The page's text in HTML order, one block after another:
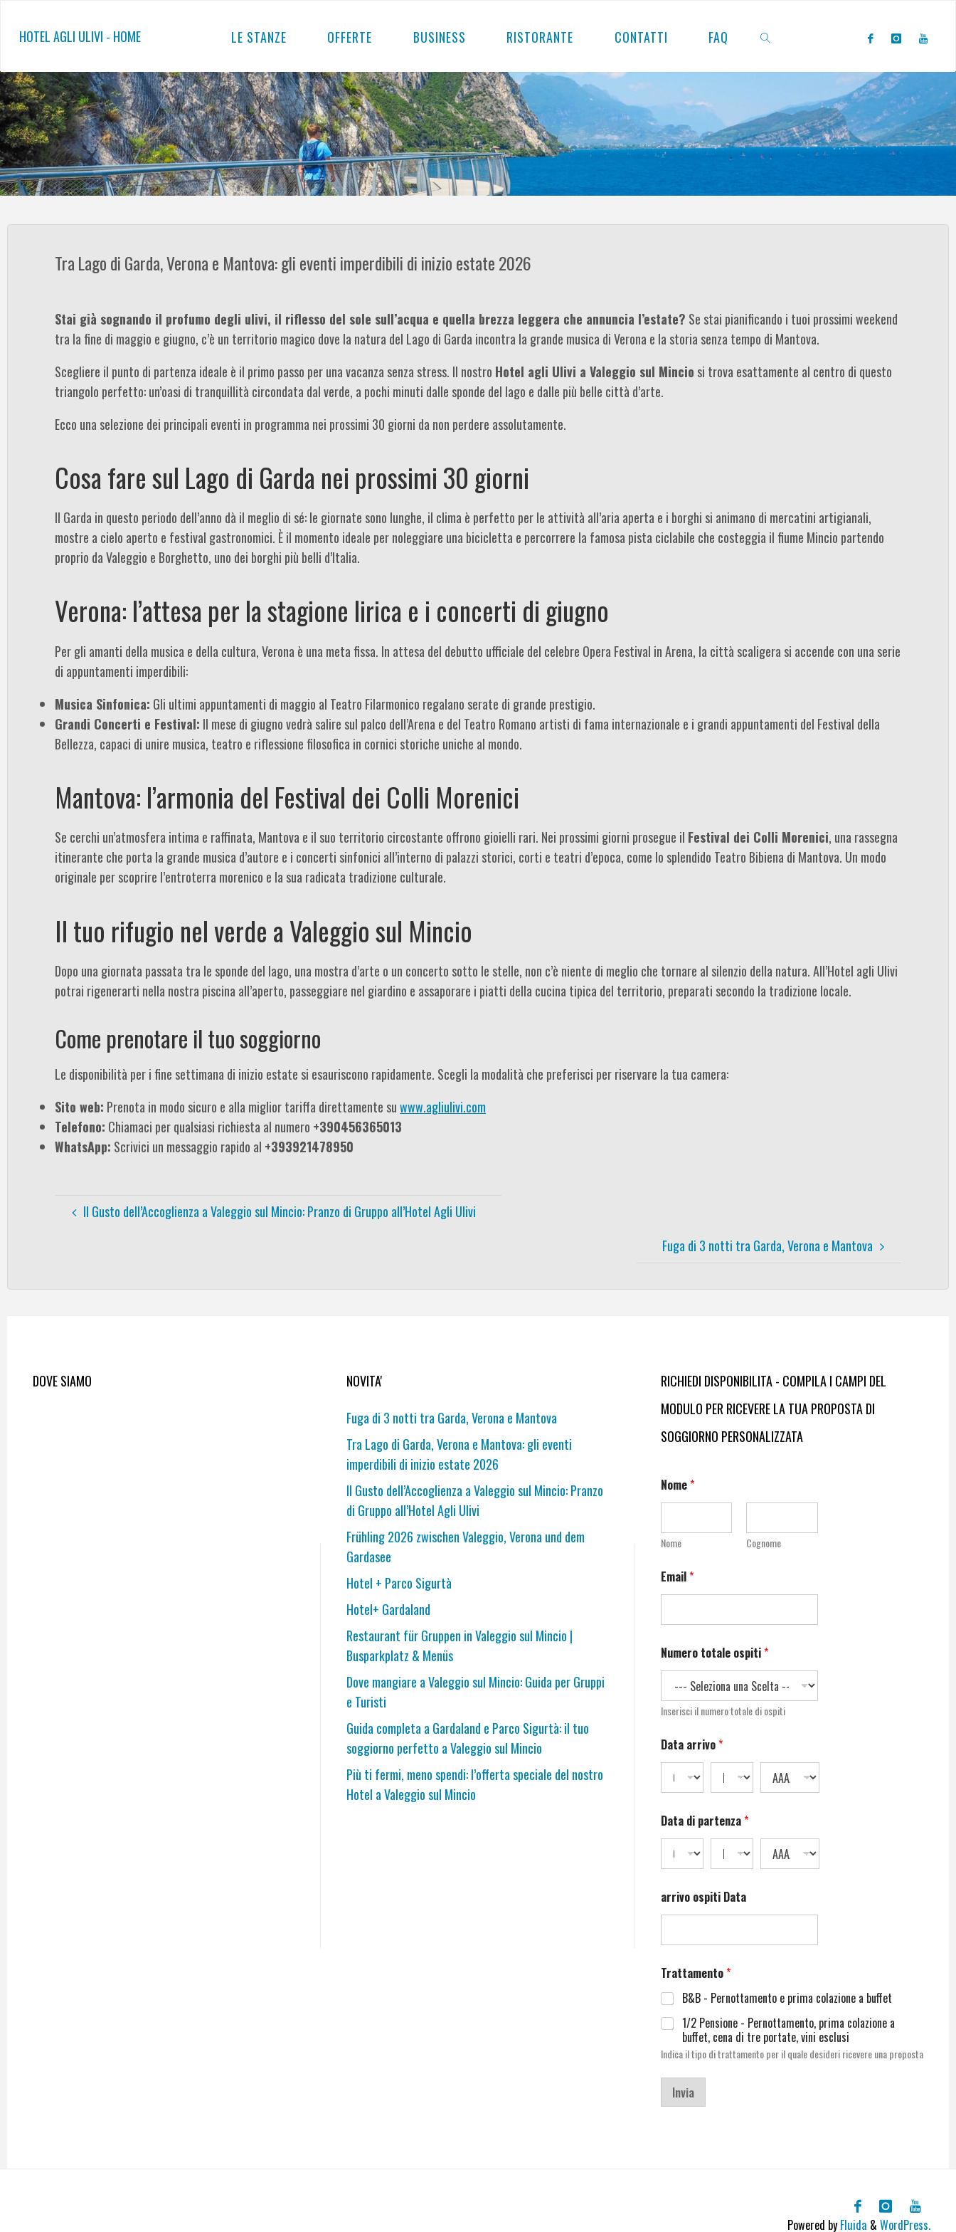
HOTEL AGLI ULIVI - HOME LE STANZE OFFERTE BUSINESS RISTORANTE CONTATTI FAQ
CERCA
Tra Lago di Garda, Verona e Mantova: gli eventi imperdibili di inizio estate 2026
Stai già sognando il profumo degli ulivi, il riflesso del sole sull’acqua e quella brezza leggera che annuncia l’estate? Se stai pianificando i tuoi prossimi weekend
tra la fine di maggio e giugno, c’è un territorio magico dove la natura del Lago di Garda incontra la grande musica di Verona e la storia senza tempo di Mantova.
Scegliere il punto di partenza ideale è il primo passo per una vacanza senza stress. Il nostro Hotel agli Ulivi a Valeggio sul Mincio si trova esattamente al centro di questo
triangolo perfetto: un’oasi di tranquillità circondata dal verde, a pochi minuti dalle sponde del lago e dalle più belle città d’arte.
Ecco una selezione dei principali eventi in programma nei prossimi 30 giorni da non perdere assolutamente.
Cosa fare sul Lago di Garda nei prossimi 30 giorni
Il Garda in questo periodo dell’anno dà il meglio di sé: le giornate sono lunghe, il clima è perfetto per le attività all’aria aperta e i borghi si animano di mercatini artigianali,
mostre a cielo aperto e festival gastronomici. È il momento ideale per noleggiare una bicicletta e percorrere la famosa pista ciclabile che costeggia il fiume Mincio partendo
proprio da Valeggio e Borghetto, uno dei borghi più belli d’Italia.
Verona: l’attesa per la stagione lirica e i concerti di giugno
Per gli amanti della musica e della cultura, Verona è una meta fissa. In attesa del debutto ufficiale del celebre Opera Festival in Arena, la città scaligera si accende con una serie
di appuntamenti imperdibili:
Musica Sinfonica: Gli ultimi appuntamenti di maggio al Teatro Filarmonico regalano serate di grande prestigio.
Grandi Concerti e Festival: Il mese di giugno vedrà salire sul palco dell’Arena e del Teatro Romano artisti di fama internazionale e i grandi appuntamenti del Festival della
Bellezza, capaci di unire musica, teatro e riflessione filosofica in cornici storiche uniche al mondo.
Mantova: l’armonia del Festival dei Colli Morenici
Se cerchi un’atmosfera intima e raffinata, Mantova e il suo territorio circostante offrono gioielli rari. Nei prossimi giorni prosegue il Festival dei Colli Morenici, una rassegna
itinerante che porta la grande musica d’autore e i concerti sinfonici all’interno di palazzi storici, corti e teatri d’epoca, come lo splendido Teatro Bibiena di Mantova. Un modo
originale per scoprire l’entroterra morenico e la sua radicata tradizione culturale.
Il tuo rifugio nel verde a Valeggio sul Mincio
Dopo una giornata passata tra le sponde del lago, una mostra d’arte o un concerto sotto le stelle, non c’è niente di meglio che tornare al silenzio della natura. All’Hotel agli Ulivi
potrai rigenerarti nella nostra piscina all’aperto, passeggiare nel giardino e assaporare i piatti della cucina tipica del territorio, preparati secondo la tradizione locale.
Come prenotare il tuo soggiorno
Le disponibilità per i fine settimana di inizio estate si esauriscono rapidamente. Scegli la modalità che preferisci per riservare la tua camera:
Sito web: Prenota in modo sicuro e alla miglior tariffa direttamente suwww.agliulivi.com
Telefono: Chiamaci per qualsiasi richiesta al numero +390456365013
WhatsApp: Scrivici un messaggio rapido al +393921478950
Il Gusto dell’Accoglienza a Valeggio sul Mincio: Pranzo di Gruppo all’Hotel Agli Ulivi
Fuga di 3 notti tra Garda, Verona e Mantova
DOVE SIAMO
NOVITA'
Fuga di 3 notti tra Garda, Verona e Mantova
Tra Lago di Garda, Verona e Mantova: gli eventi
imperdibili di inizio estate 2026
Il Gusto dell’Accoglienza a Valeggio sul Mincio: Pranzo
di Gruppo all’Hotel Agli Ulivi
Frühling 2026 zwischen Valeggio, Verona und dem
Gardasee
Hotel + Parco Sigurtà
Hotel+ Gardaland
Restaurant für Gruppen in Valeggio sul Mincio |
Busparkplatz & Menüs
Dove mangiare a Valeggio sul Mincio: Guida per Gruppi
e Turisti
Guida completa a Gardaland e Parco Sigurtà: il tuo
soggiorno perfetto a Valeggio sul Mincio
Più ti fermi, meno spendi: l’offerta speciale del nostro
Hotel a Valeggio sul Mincio
RICHIEDI DISPONIBILITA - COMPILA I CAMPI DEL
MODULO PER RICEVERE LA TUA PROPOSTA DI
SOGGIORNO PERSONALIZZATA
Nome*
Nome Cognome
Email*
Numero totale ospiti*
Inserisci il numero totale di ospiti
Data arrivo*
Data di partenza*
arrivo ospiti Data
Trattamento*
B&B - Pernottamento e prima colazione a buffet
1/2 Pensione - Pernottamento, prima colazione a
buffet, cena di tre portate, vini esclusi
Indica il tipo di trattamento per il quale desideri ricevere una proposta
Invia
Powered byFluida & WordPress.